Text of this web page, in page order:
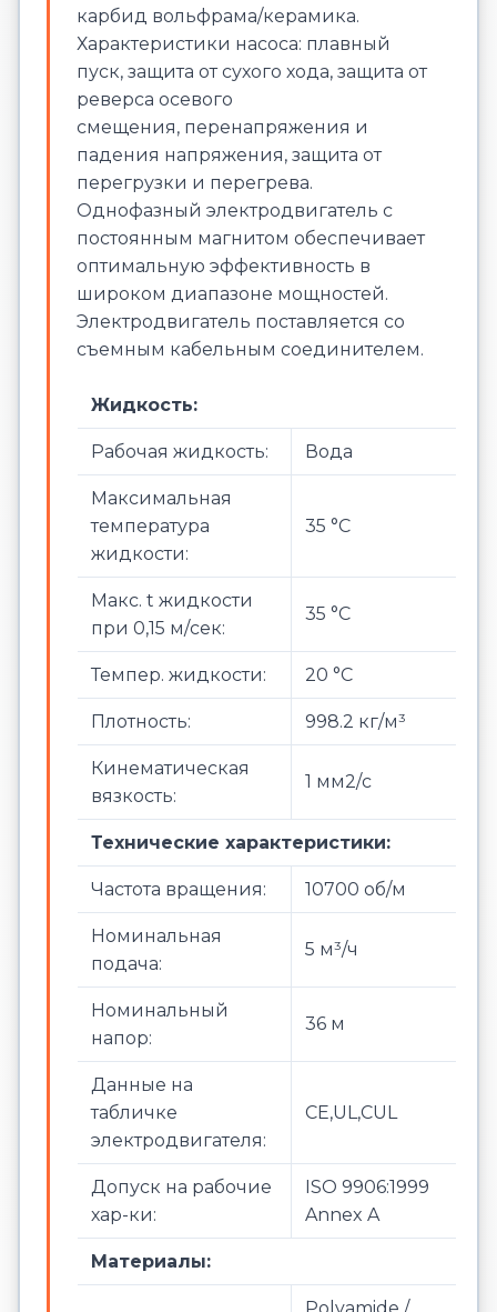
карбид вольфрама/керамика.
Характеристики насоса: плавный
пуск, защита от сухого хода, защита от
реверса осевого
смещения, перенапряжения и
падения напряжения, защита от
перегрузки и перегрева.
Однофазный электродвигатель с
постоянным магнитом обеспечивает
оптимальную эффективность в
широком диапазоне мощностей.
Электродвигатель поставляется со
съемным кабельным соединителем.
Жидкость:
Рабочая жидкость: Вода
Максимальная
температура
жидкости:
35 °C
Макс. t жидкости
при 0,15 м/сек:
35 °C
Темпер. жидкости: 20 °C
Плотность: 998.2 кг/м³
Кинематическая
вязкость:
1 мм2/с
Технические характеристики:
Частота вращения: 10700 об/м
Номинальная
подача:
5 м³/ч
Номинальный
напор:
36 м
Данные на
табличке
электродвигателя:
CE,UL,CUL
Допуск на рабочие
хар-ки:
ISO 9906:1999
Annex A
Материалы: